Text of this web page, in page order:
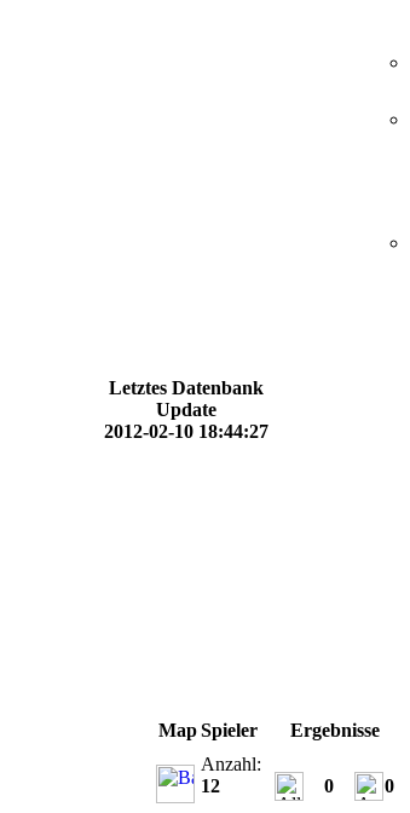
Letztes Datenbank
Update
2012-02-10 18:44:27
MapSpieler Ergebnisse
Anzahl:
12
0
0